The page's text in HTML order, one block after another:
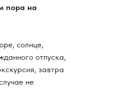
пора на
солнце,
отпуска,
завтра
не